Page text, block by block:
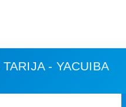
TARIJA - YACUIBA